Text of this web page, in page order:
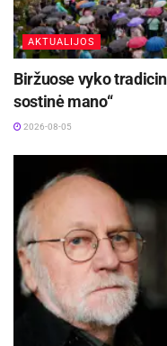
AKTUALIJOS
Biržuose vyko
sostinė mano“
2026-08-05